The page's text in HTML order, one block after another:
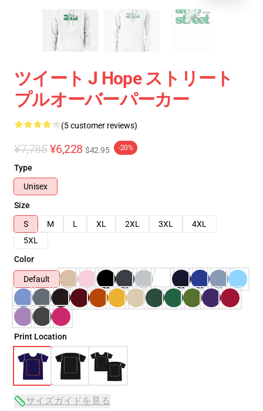
ツイート J Hope ストリート
プルオーバーパーカー
(5 customer reviews)
¥7,785 ¥6,228 $42.95 -20%
Type
Unisex
Size
S
M L XL 2XL 3XL
4XL
5XL
Color
Default
Print Location
サイズガイドを見る